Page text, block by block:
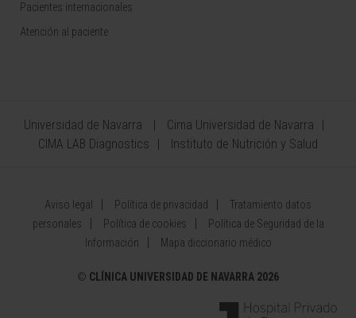
Pacientes internacionales
Atención al paciente
Universidad de Navarra
Cima Universidad de Navarra
CIMA LAB Diagnostics
Instituto de Nutrición y Salud
Aviso legal Política de privacidad
Tratamiento datos
personales
Política de cookies
Política de Seguridad de la
Información
Mapa diccionario médico
© CLÍNICA UNIVERSIDAD DE NAVARRA 2026